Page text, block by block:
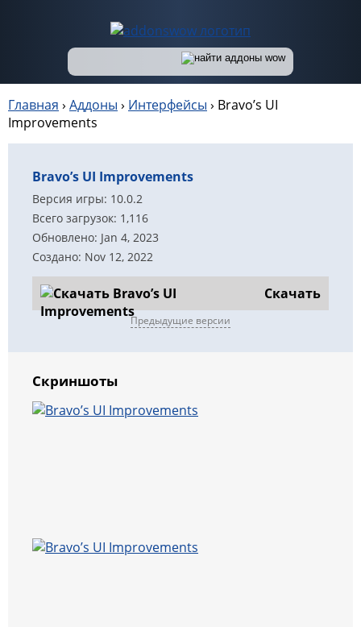
Главная › Аддоны › Интерфейсы › Bravo’s UI
Improvements
Bravo’s UI Improvements
Версия игры: 10.0.2
Всего загрузок: 1,116
Обновлено: Jan 4, 2023
Создано: Nov 12, 2022
Скачать
Предыдущие версии
Скриншоты